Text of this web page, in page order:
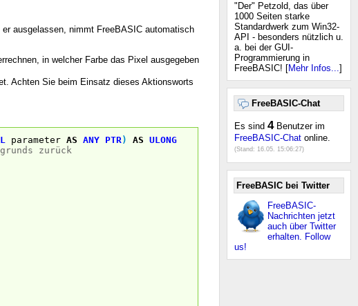
"Der" Petzold, das über
1000 Seiten starke
Standardwerk zum Win32-
API - besonders nützlich u.
a. bei der GUI-
Programmierung in
FreeBASIC! [Mehr Infos...]
FreeBASIC-Chat
Es sind 4Benutzer im
FreeBASIC-Chat online.
(Stand: 16.05. 15:06:27)
FreeBASIC bei Twitter
FreeBASIC-
Nachrichten jetzt
auch über Twitter
erhalten. Follow
us!
ausgelassen, nimmt FreeBASIC automatisch
in welcher Farbe das Pixel ausgegeben
Achten Sie beim Einsatz dieses Aktionsworts
parameter AS ANY PTR) AS ULONG
zurück